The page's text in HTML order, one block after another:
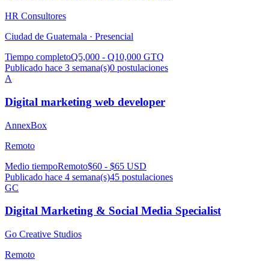
HR Consultores
Ciudad de Guatemala · Presencial
Tiempo completoQ5,000 - Q10,000 GTQ
Publicado hace 3 semana(s)0 postulaciones
A
Digital marketing web developer
AnnexBox
Remoto
Medio tiempoRemoto$60 - $65 USD
Publicado hace 4 semana(s)45 postulaciones
GC
Digital Marketing & Social Media Specialist
Go Creative Studios
Remoto